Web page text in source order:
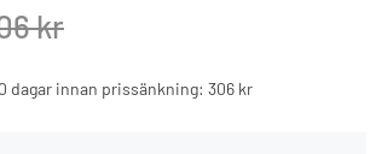
kr
dagar innan prissänkning: 306 kr